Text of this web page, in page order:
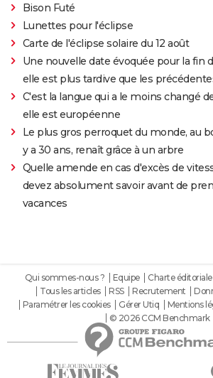
Bison Futé
Lunettes pour l'éclipse
Carte de l'éclipse solaire du 12 août
Une nouvelle date évoquée pour la fin
elle est plus tardive que les
C'est la langue qui a le moins changé
elle est européenne
Le plus gros perroquet du monde, au
y a 30 ans, renaît grâce à un arbre
Quelle amende en cas d'excès de
devez absolument savoir avant de
vacances
Qui sommes-nous ? Equipe Charte éditoriale
Tous les articles
RSS Recrutement
Paramétrer les cookies
Gérer Utiq Mentions
© 2026 CCM Benchmark